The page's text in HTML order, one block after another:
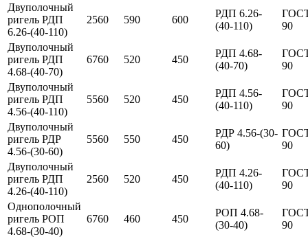
Двуполочный
ригель РДП
6.26-(40-110)
2560 590 600
РДП 6.26-
(40-110)
90
Двуполочный
ригель РДП
4.68-(40-70)
6760 520 450
РДП 4.68-
(40-70)
90
Двуполочный
ригель РДП
4.56-(40-110)
5560 520 450
РДП 4.56-
(40-110)
90
Двуполочный
ригель РДР
4.56-(30-60)
5560 550 450
РДР 4.56-(30-
60)
90
Двуполочный
ригель РДП
4.26-(40-110)
2560 520 450
РДП 4.26-
(40-110)
90
Однополочный
ригель РОП
4.68-(30-40)
6760 460 450
РОП 4.68-
(30-40)
90